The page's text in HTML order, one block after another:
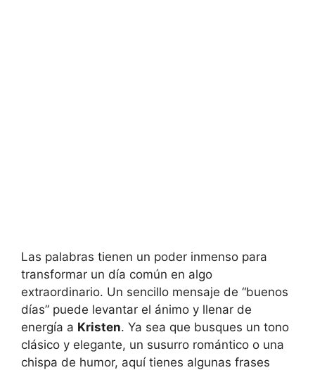
Las palabras tienen un poder inmenso para
transformar un día común en algo
extraordinario. Un sencillo mensaje de “buenos
días” puede levantar el ánimo y llenar de
energía a Kristen. Ya sea que busques un tono
clásico y elegante, un susurro romántico o una
chispa de humor, aquí tienes algunas frases